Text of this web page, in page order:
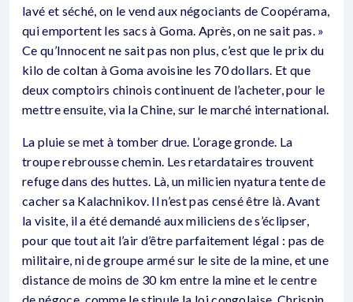
lavé et séché, on le vend aux négociants de Coopérama,
qui emportent les sacs à Goma. Après, on ne sait pas. »
Ce qu’Innocent ne sait pas non plus, c’est que le prix du
kilo de coltan à Goma avoisine les 70 dollars. Et que
deux comptoirs chinois continuent de l’acheter, pour le
mettre ensuite, via la Chine, sur le marché international.
La pluie se met à tomber drue. L’orage gronde. La
troupe rebrousse chemin. Les retardataires trouvent
refuge dans des huttes. Là, un milicien nyatura tente de
cacher sa Kalachnikov. Il n’est pas censé être là. Avant
la visite, il a été demandé aux miliciens de s’éclipser,
pour que tout ait l’air d’être parfaitement légal : pas de
militaire, ni de groupe armé sur le site de la mine, et une
distance de moins de 30 km entre la mine et le centre